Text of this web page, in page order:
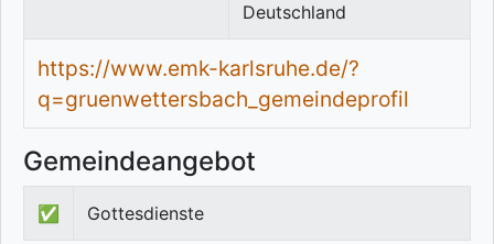
Deutschland
https://www.emk-karlsruhe.de/?
q=gruenwettersbach_gemeindeprofil
Gemeindeangebot
✅ Gottesdienste